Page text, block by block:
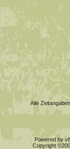
Alle
Powered by
Copyright